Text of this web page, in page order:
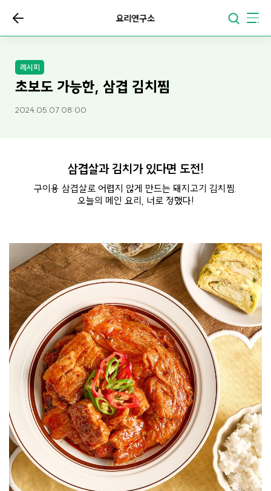
요리연구소
레시피
초보도 가능한, 삼겹 김치찜
2024.05.07 08:00
삼겹살과 김치가 있다면 도전!
구이용 삼겹살로 어렵지 않게 만드는 돼지고기 김치찜.
오늘의 메인 요리, 너로 정했다!